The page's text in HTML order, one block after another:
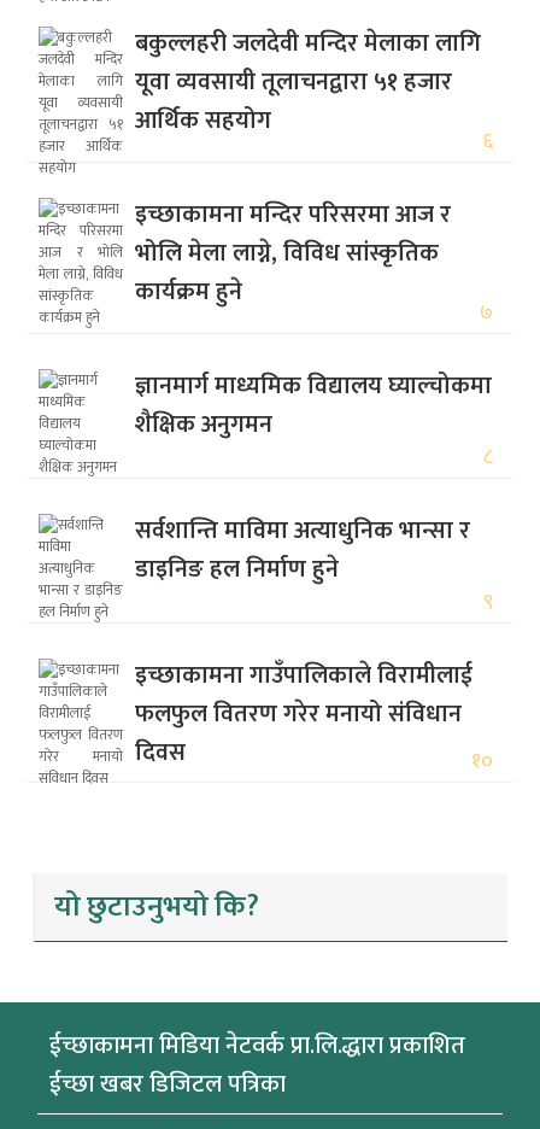
बकुल्लहरी जलदेवी मन्दिर मेलाका लागि
यूवा व्यवसायी तूलाचनद्वारा ५१ हजार
आर्थिक सहयोग
६
इच्छाकामना मन्दिर परिसरमा आज र
भोलि मेला लाग्ने, विविध सांस्कृतिक
कार्यक्रम हुने
७
ज्ञानमार्ग माध्यमिक विद्यालय घ्याल्चोकमा
शैक्षिक अनुगमन
८
सर्वशान्ति माविमा अत्याधुनिक भान्सा र
डाइनिङ हल निर्माण हुने
९
इच्छाकामना गाउँपालिकाले विरामीलाई
फलफुल वितरण गरेर मनायो संविधान
दिवस
१०
यो छुटाउनुभयो कि?
ईच्छाकामना मिडिया नेटवर्क प्रा.लि.द्धारा प्रकाशित
ईच्छा खबर डिजिटल पत्रिका